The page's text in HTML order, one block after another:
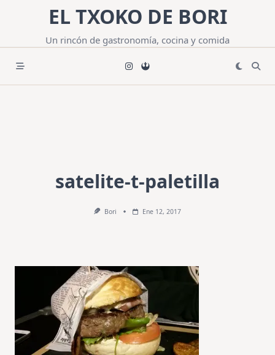
contenido
EL TXOKO DE BORI
Un rincón de gastronomía, cocina y comida
satelite-t-paletilla
Bori Ene 12, 2017